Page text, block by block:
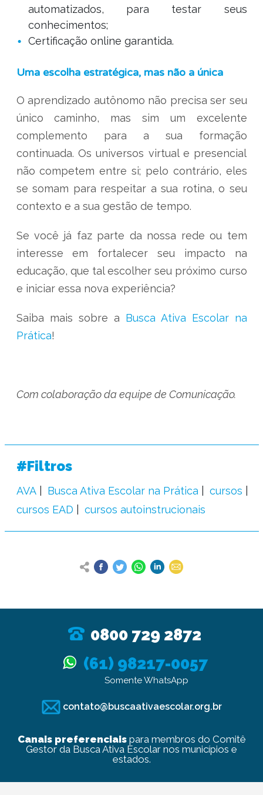
automatizados, para testar seus
conhecimentos;
Certificação online garantida.
Uma escolha estratégica, mas não a única
O aprendizado autônomo não precisa ser seu
único caminho, mas sim um excelente
complemento para a sua formação
continuada. Os universos virtual e presencial
não competem entre si; pelo contrário, eles
se somam para respeitar a sua rotina, o seu
contexto e a sua gestão de tempo.
Se você já faz parte da nossa rede ou tem
interesse em fortalecer seu impacto na
educação, que tal escolher seu próximo curso
e iniciar essa nova experiência?
Saiba mais sobre a Busca Ativa Escolar na
Prática!
Com colaboração da equipe de Comunicação.
#Filtros
AVA Busca Ativa Escolar na Prática
cursos
cursos EAD
cursos autoinstrucionais
0800 729 2872
(61) 98217-0057
Somente WhatsApp
contato@buscaativaescolar.org.br
Canais preferenciaispara membros do Comitê
Gestor da Busca Ativa Escolar nos municípios e
estados.